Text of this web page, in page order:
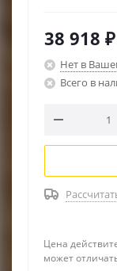
38 918 ₽
Нет в
Всего в
Цена
может